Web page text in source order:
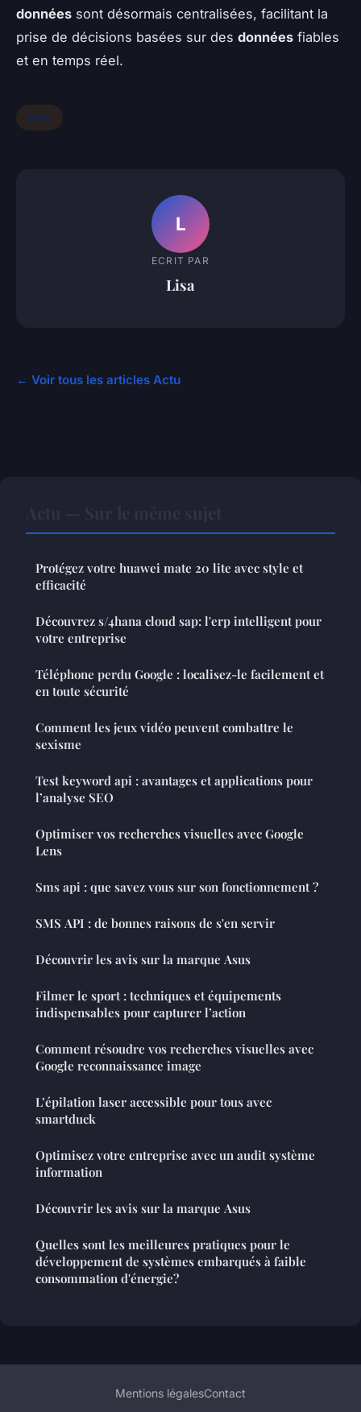
données sont désormais centralisées, facilitant la
prise de décisions basées sur des données fiables
et en temps réel.
Actu
L
ECRIT PAR
Lisa
← Voir tous les articles Actu
Protégez votre huawei mate 20 lite avec style et
efficacité
Découvrez s/4hana cloud sap: l'erp intelligent pour
votre entreprise
Téléphone perdu Google : localisez-le facilement et
en toute sécurité
Comment les jeux vidéo peuvent combattre le
sexisme
Test keyword api : avantages et applications pour
l’analyse SEO
Optimiser vos recherches visuelles avec Google
Lens
Sms api : que savez vous sur son fonctionnement ?
SMS API : de bonnes raisons de s'en servir
Découvrir les avis sur la marque Asus
Filmer le sport : techniques et équipements
indispensables pour capturer l’action
Comment résoudre vos recherches visuelles avec
Google reconnaissance image
L’épilation laser accessible pour tous avec
smartduck
Optimisez votre entreprise avec un audit système
information
Découvrir les avis sur la marque Asus
Quelles sont les meilleures pratiques pour le
développement de systèmes embarqués à faible
consommation d'énergie?
Mentions légalesContact